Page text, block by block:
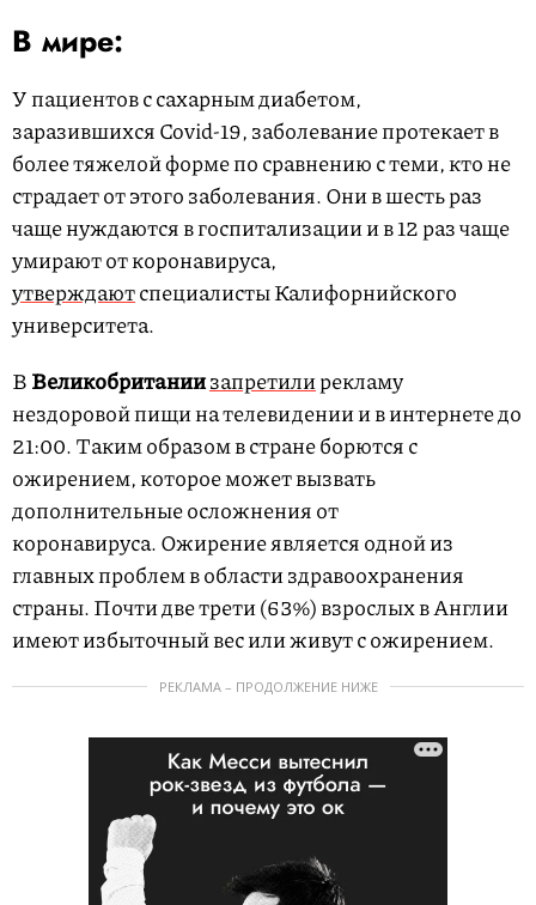
В мире:
У пациентов с сахарным диабетом,
заразившихся Covid-19, заболевание протекает в
более тяжелой форме по сравнению с теми, кто не
страдает от этого заболевания. Они в шесть раз
чаще нуждаются в госпитализации и в 12 раз чаще
умирают от коронавируса,
утверждаютспециалисты Калифорнийского
университета.
ВВеликобританиизапретилирекламу
нездоровой пищи на телевидении и в интернете до
21:00. Таким образом в стране борются с
ожирением, которое может вызвать
дополнительные осложнения от
коронавируса. Ожирение является одной из
главных проблем в области здравоохранения
страны. Почти две трети (63%) взрослых в Англии
имеют избыточный вес или живут с ожирением.
РЕКЛАМА – ПРОДОЛЖЕНИЕ НИЖЕ